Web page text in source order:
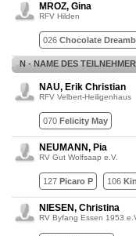
MROZ, Gina
RFV Hilden
026 Chocolate
N - NAME DES
NAU, Erik Christian
RFV Velbert-Heiligenhaus
070 Felicity May
NEUMANN, Pia
RV Gut Wolfsaap e.V.
127 Picaro P 106
NIESEN, Christina
RV Byfang Essen 1953